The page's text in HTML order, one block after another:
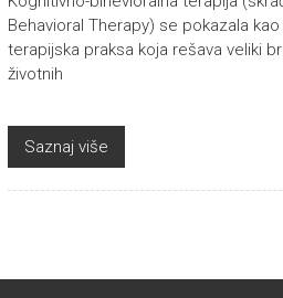
Behavioral Therapy) se pokazala
terapijska praksa koja rešava veliki
životnih
Saznaj više